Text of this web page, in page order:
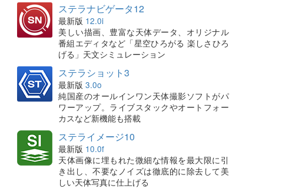
ステラナビゲータ12
最新版 12.0i
美しい描画、豊富な天体データ、オリジナル
番組エディタなど「星空ひろがる 楽しさひろ
げる」天文シミュレーション
ステラショット3
最新版 3.0o
純国産のオールインワン天体撮影ソフトがパ
ワーアップ。ライブスタックやオートフォー
カスなど新機能も搭載
ステライメージ10
最新版 10.0f
天体画像に埋もれた微細な情報を最大限に引
き出し、不要なノイズは徹底的に除去して美
しい天体写真に仕上げる